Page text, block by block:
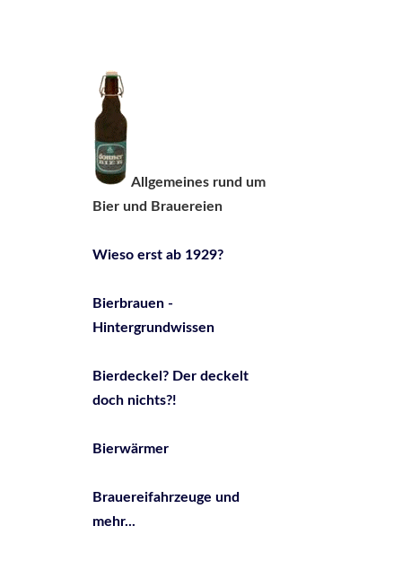
Allgemeines rund um
Bier und Brauereien
Wieso erst ab 1929?
Bierbrauen -
Hintergrundwissen
Bierdeckel? Der deckelt
doch nichts?!
Bierwärmer
Brauereifahrzeuge und
mehr...